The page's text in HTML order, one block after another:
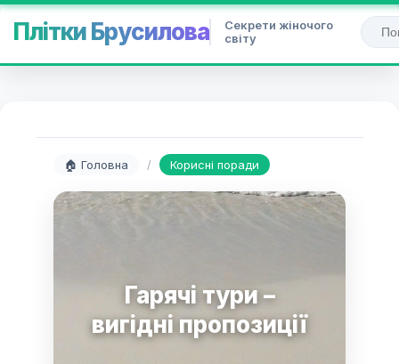
Плітки Брусилова
Секрети жіночого
світу
🏠 Головна / Корисні поради
Гарячі тури –
вигідні пропозиції